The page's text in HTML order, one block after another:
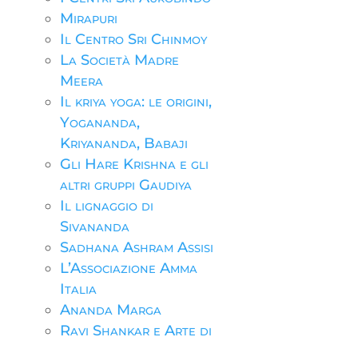
Mirapuri
Il Centro Sri Chinmoy
La Società Madre
Meera
Il kriya yoga: le origini,
Yogananda,
Kriyananda, Babaji
Gli Hare Krishna e gli
altri gruppi Gaudiya
Il lignaggio di
Sivananda
Sadhana Ashram Assisi
L’Associazione Amma
Italia
Ananda Marga
Ravi Shankar e Arte di